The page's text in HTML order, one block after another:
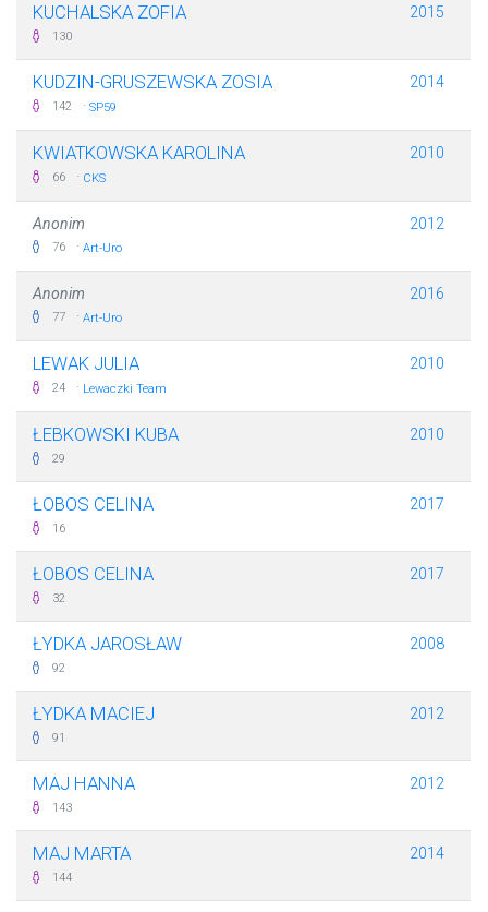
KUCHALSKA ZOFIA
130
2015
KUDZIN-GRUSZEWSKA ZOSIA
142 · SP59
2014
KWIATKOWSKA KAROLINA
66 · CKS
2010
Anonim
76 · Art-Uro
2012
Anonim
77 · Art-Uro
2016
LEWAK JULIA
24 · Lewaczki Team
2010
ŁEBKOWSKI KUBA
29
2010
ŁOBOS CELINA
16
2017
ŁOBOS CELINA
32
2017
ŁYDKA JAROSŁAW
92
2008
ŁYDKA MACIEJ
91
2012
MAJ HANNA
143
2012
MAJ MARTA
144
2014